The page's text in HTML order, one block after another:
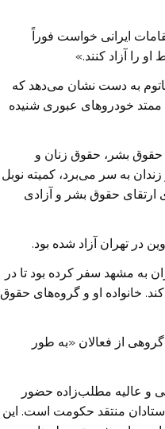
ایرانی خواست فوراً
را آزاد کنند.»
به دست نشان می‌دهد که
خودروهای عبوری شنیده
حقوق بشر، حقوق زنان و
در سال ۲۰۲۳، در حالی که هنوز در زندان به سر می‌برد، کمیته نوبل
ارتقای حقوق بشر و آزادی
در تهران آزاد شده بود.
به مشهد سفر کرده بود تا در
خانواده او و گروه‌های حقوق
از فعالان «به طور
و عالیه مطلب‌زاده حضور
منتقد حکومت است. این